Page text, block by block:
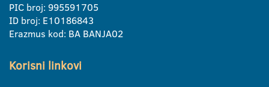
PIC broj: 995591705
ID broj: E10186843
Erazmus kod: BA BANJA02
Korisni linkovi